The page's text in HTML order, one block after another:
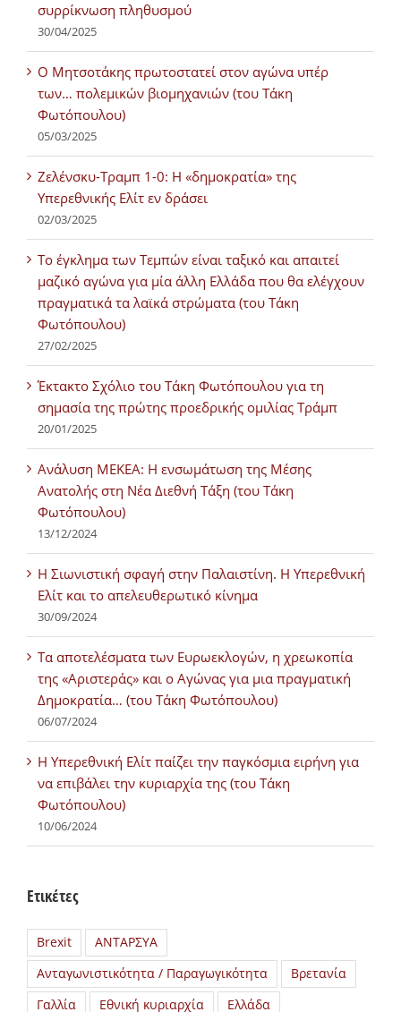
συρρίκνωση πληθυσμού
30/04/2025
Ο Μητσοτάκης πρωτοστατεί στον αγώνα υπέρ
των… πολεμικών βιομηχανιών (του Τάκη
Φωτόπουλου)
05/03/2025
Ζελένσκυ-Τραμπ 1-0: Η «δημοκρατία» της
Υπερεθνικής Ελίτ εν δράσει
02/03/2025
Tο έγκλημα των Τεμπών είναι ταξικό και απαιτεί
μαζικό αγώνα για μία άλλη Ελλάδα που θα ελέγχουν
πραγματικά τα λαϊκά στρώματα (του Τάκη
Φωτόπουλου)
27/02/2025
Έκτακτο Σχόλιο του Τάκη Φωτόπουλου για τη
σημασία της πρώτης προεδρικής ομιλίας Τράμπ
20/01/2025
Ανάλυση ΜΕΚΕΑ: Η ενσωμάτωση της Μέσης
Ανατολής στη Νέα Διεθνή Τάξη (του Τάκη
Φωτόπουλου)
13/12/2024
Η Σιωνιστική σφαγή στην Παλαιστίνη. Η Υπερεθνική
Ελίτ και το απελευθερωτικό κίνημα
30/09/2024
Τα αποτελέσματα των Ευρωεκλογών, η χρεωκοπία
της «Αριστεράς» και ο Αγώνας για μια πραγματική
Δημοκρατία… (του Τάκη Φωτόπουλου)
06/07/2024
H Υπερεθνική Ελίτ παίζει την παγκόσμια ειρήνη για
να επιβάλει την κυριαρχία της (του Τάκη
Φωτόπουλου)
10/06/2024
Ετικέτες
Brexit
ΑΝΤΑΡΣΥΑ
Ανταγωνιστικότητα / Παραγωγικότητα
Βρετανία
Γαλλία
Εθνική κυριαρχία Ελλάδα